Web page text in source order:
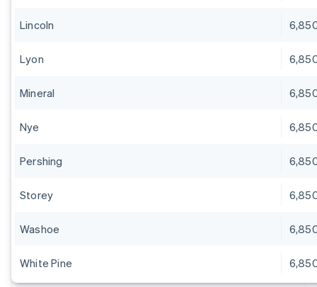
Lincoln
Lyon
Mineral
Nye
Pershing
Storey
Washoe
White Pine